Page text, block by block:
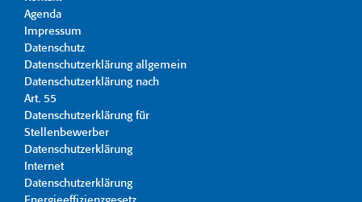
Agenda
Impressum
Datenschutz
Datenschutzerklärung allgemein
Datenschutzerklärung nach
Art. 55
Datenschutzerklärung für
Stellenbewerber
Datenschutzerklärung
Internet
Datenschutzerklärung